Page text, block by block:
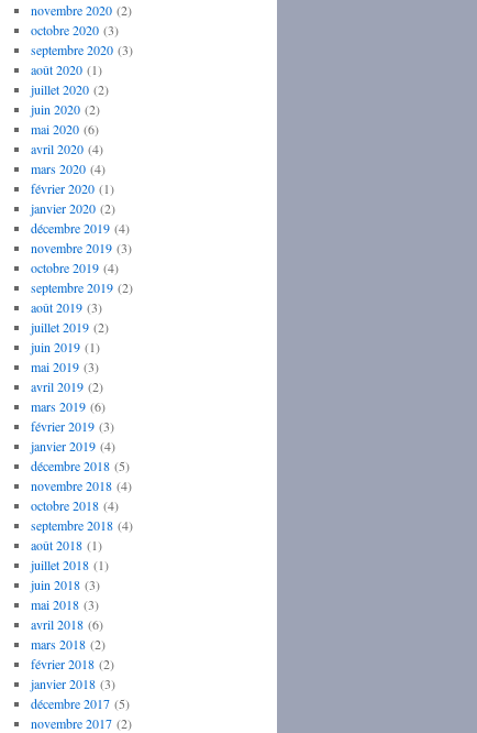
novembre 2020(2)
octobre 2020(3)
septembre 2020(3)
août 2020(1)
juillet 2020(2)
juin 2020(2)
mai 2020(6)
avril 2020(4)
mars 2020(4)
février 2020(1)
janvier 2020(2)
décembre 2019(4)
novembre 2019(3)
octobre 2019(4)
septembre 2019(2)
août 2019(3)
juillet 2019(2)
juin 2019(1)
mai 2019(3)
avril 2019(2)
mars 2019(6)
février 2019(3)
janvier 2019(4)
décembre 2018(5)
novembre 2018(4)
octobre 2018(4)
septembre 2018(4)
août 2018(1)
juillet 2018(1)
juin 2018(3)
mai 2018(3)
avril 2018(6)
mars 2018(2)
février 2018(2)
janvier 2018(3)
décembre 2017(5)
novembre 2017(2)